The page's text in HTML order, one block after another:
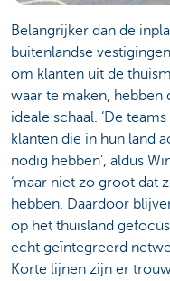
Belangrijker dan de
buitenlandse
om klanten uit de
waar te maken, hebben
ideale schaal. ‘De
klanten die in hun land
nodig hebben’, aldus
‘maar niet zo groot dat
hebben. Daardoor
op het thuisland
echt geïntegreerd
Korte lijnen zijn er